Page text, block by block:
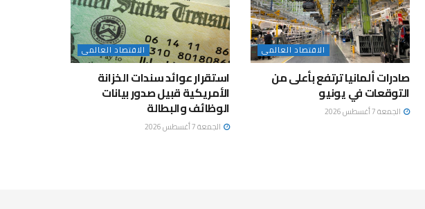
الاقتصاد العالمى
صادرات ألمانيا ترتفع بأعلى من
التوقعات في يونيو
الجمعة 7 أغسطس 2026
الاقتصاد العالمى
استقرار عوائد سندات الخزانة
الأمريكية قبيل صدور بيانات
الوظائف والبطالة
الجمعة 7 أغسطس 2026